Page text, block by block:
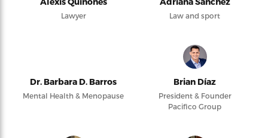
Lawyer Law and sport
Dr. Barbara D. Barros
Mental Health & Menopause
Brian Díaz
President & Founder
Pacifico Group